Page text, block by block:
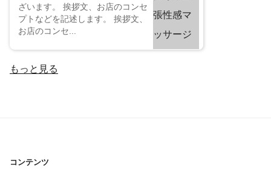
ざいます。 挨拶文、お店のコンセ
プトなどを記述します。 挨拶文、
お店のコンセ...
もっと見る
コンテンツ